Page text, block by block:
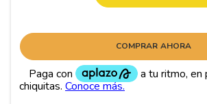
COMPRAR AHORA